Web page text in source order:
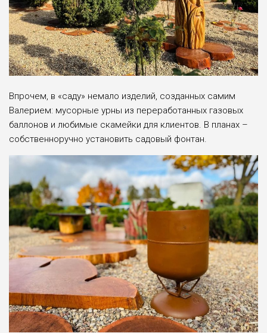
Впрочем, в «саду» немало изделий, созданных самим
Валерием: мусорные урны из переработанных газовых
баллонов и любимые скамейки для клиентов. В планах –
собственноручно установить садовый фонтан.